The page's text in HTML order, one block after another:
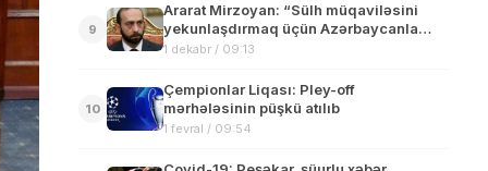
9
Ararat Mirzoyan: “Sülh müqaviləsini
yekunlaşdırmaq üçün Azərbaycanla
görüşə hazırıq”
1 dekabr / 09:13
10
Çempionlar Liqası: Pley-off
mərhələsinin püşkü atılıb
1 fevral / 09:54